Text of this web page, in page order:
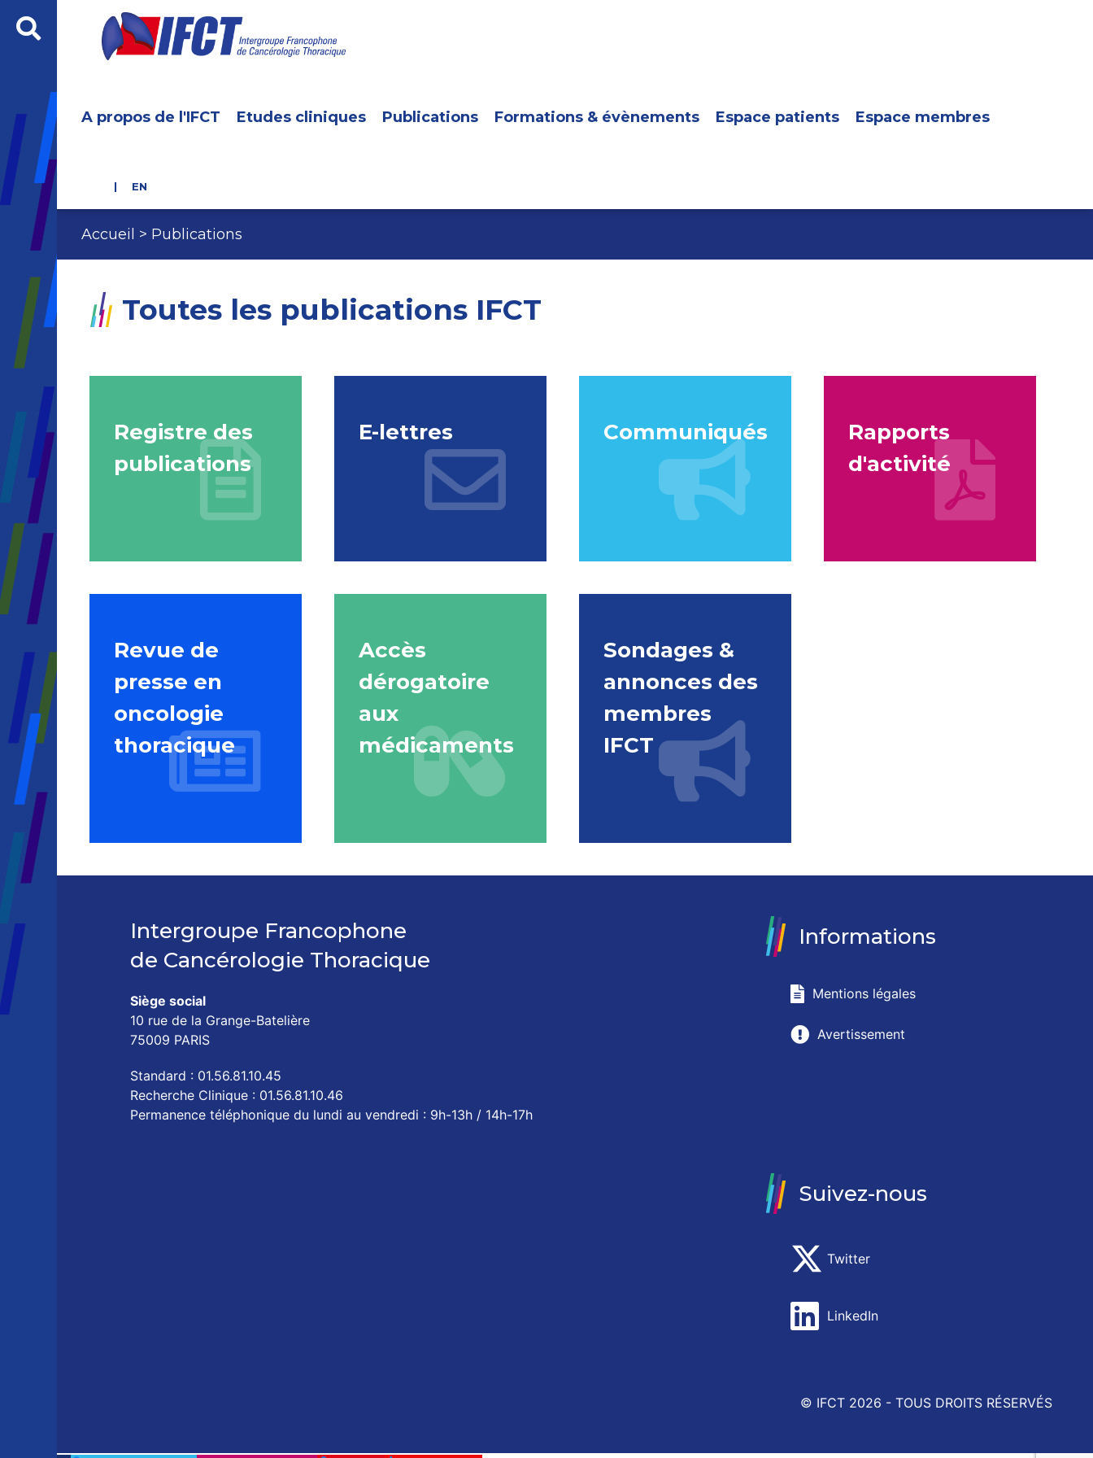
A propos de l'IFCT Etudes cliniques Publications Formations & évènements Espace patients Espace membres
EN
Accueil Publications
Toutes les publications IFCT
Registre des
publications
E-lettres Communiqués
Rapports
d'activité
Revue de
presse en
oncologie
thoracique
Accès
dérogatoire
aux
médicaments
Sondages &
annonces des
membres
IFCT
Intergroupe Francophone
de Cancérologie Thoracique
Siège social
10 rue de la Grange-Batelière
75009 PARIS
Standard : 01.56.81.10.45
Recherche Clinique : 01.56.81.10.46
Permanence téléphonique du lundi au vendredi : 9h-13h / 14h-17h
Informations
Mentions légales
Avertissement
Suivez-nous
Twitter
LinkedIn
© IFCT 2026 - TOUS DROITS RÉSERVÉS